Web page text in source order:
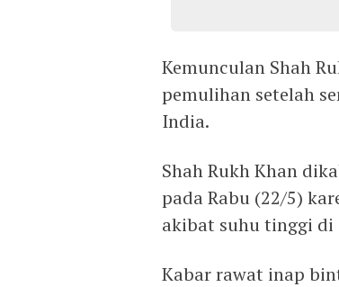
Kemunculan Shah
pemulihan setelah
India.
Shah Rukh Khan
pada Rabu (22/5)
akibat suhu tinggi di
Kabar rawat inap